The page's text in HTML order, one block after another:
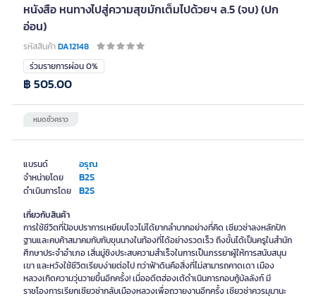
หนังสือ หนทางไปสู่ความสุขมักเต็มไปด้วยฯ ล.5 (จบ) (ปก
อ่อน)
รหัสสินค้าDA12148
แบรนด์ อรุณ
จำหน่ายโดย B2S
ดำเนินการโดย B2S
ร่วมรายการผ่อน 0%
หมดชั่วคราว
฿ 505.00
เกี่ยวกับสินค้า
การใช้ชีวิตที่ป้อบปราการเหยียบโจวไม่ได้ยากลำบากอย่างที่คิด เซียวซ่าลงหลักปัก
ฐานและคบค้าสมาคมกับกับขุนนางในท้องที่ได้อย่างรวดเร็ว ถึงขั้นได้เป็นครูในสำนัก
ศึกษาประจำอำเภอ เสิ่นมู่ชิงประสบความสำเร็จในการเป็นภรรยาผู้ให้การสนับสนุน
เขา และหวังใช้ชีวิตเรียบง่ายต่อไป ทว่าฟ้าดินคือสิ่งที่ไม่สามารถคาดเดา เมือง
หลวงเกิดความวุ่นวายขึ้นอีกครั้ง! เมื่ออดีตฮ่องเต้ดำเนินการกอบกู้บัลลังก์ มี
ราชโองการเรียกเซียวซ่ากลับเมืองหลวงเพื่อถวายงานอีกครั้ง เซียวซ่าควรมุมานะ